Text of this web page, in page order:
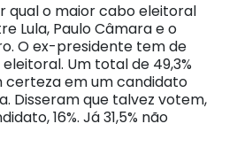
qual o maior cabo eleitoral
Lula, Paulo Câmara e o
O ex-presidente tem de
Um total de 49,3%
certeza em um candidato
Disseram que talvez votem,
16%. Já 31,5% não